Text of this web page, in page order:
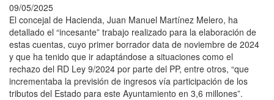
09/05/2025
El concejal de Hacienda, Juan Manuel Martínez Melero, ha
detallado el “incesante” trabajo realizado para la elaboración de
estas cuentas, cuyo primer borrador data de noviembre de 2024
y que ha tenido que ir adaptándose a situaciones como el
rechazo del RD Ley 9/2024 por parte del PP, entre otros, “que
incrementaba la previsión de ingresos vía participación de los
tributos del Estado para este Ayuntamiento en 3,6 millones”.